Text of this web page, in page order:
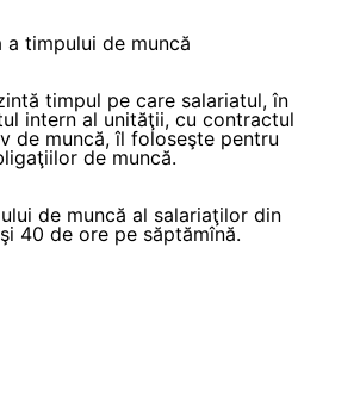
a timpului de muncă
timpul pe care salariatul, în
intern al unităţii, cu contractul
de muncă, îl foloseşte pentru
de muncă.
de muncă al salariaţilor din
40 de ore pe săptămînă.